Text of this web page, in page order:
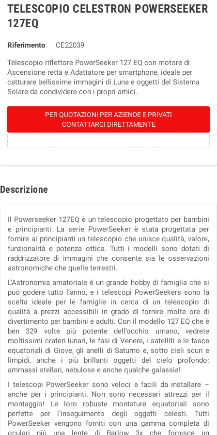
TELESCOPIO CELESTRON POWERSEEKER
127EQ
Riferimento
CE22039
Telescopio riflettore PowerSeeker 127 EQ con motore di
Ascensione retta e Adattatore per smartphone, ideale per
catturare bellissime immagini di Luna e oggetti del Sistema
Solare da condividere con i propri amici.
PER QUOTAZIONI PER AZIENDE E PRIVATI
CONTATTARCI DIRETTAMENTE
Descrizione
Il Powerseeker 127EQ è un telescopio progettato per bambini
e principianti. La serie PowerSeeker è stata progettata per
fornire ai principianti un telescopio che unisce qualità, valore,
funzionalità e potenza ottica. Tutti i modelli sono dotati di
raddrizzatore di immagini che consente sia le osservazioni
astronomiche che quelle terrestri.
L’Astronomia amatoriale è un grande hobby di famiglia che si
può godere tutto l’anno, e i telescopi PowerSeekers sono la
scelta ideale per le famiglie in cerca di un telescopio di
qualità a prezzi accessibili in grado di fornire molte ore di
divertimento per bambini e adulti. Con il modello 127 EQ che è
ben 329 volte più potente dell’occhio umano, vedrete
moltissimi crateri lunari, le fasi di Venere, i satelliti e le fasce
equatoriali di Giove, gli anelli di Saturno e, sotto cieli scuri e
limpidi, anche i più brillanti oggetti del cielo profondo:
ammassi stellari, nebulose e anche qualche galassia!
I telescopi PowerSeeker sono veloci e facili da installare –
anche per i principianti. Non sono necessari attrezzi per il
montaggio! Le loro robuste montature equatoriali sono
perfette per l’inseguimento degli oggetti celesti. Tutti
PowerSeeker vengono forniti con una gamma completa di
oculari più una lente di Barlow 3x che fornisce un